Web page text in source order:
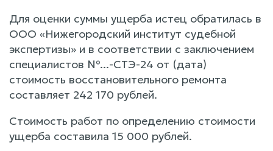
Для оценки суммы ущерба истец обратилась в
ООО «Нижегородский институт судебной
экспертизы» и в соответствии с заключением
специалистов №...-СТЭ-24 от (дата)
стоимость восстановительного ремонта
составляет 242 170 рублей.
Стоимость работ по определению стоимости
ущерба составила 15 000 рублей.